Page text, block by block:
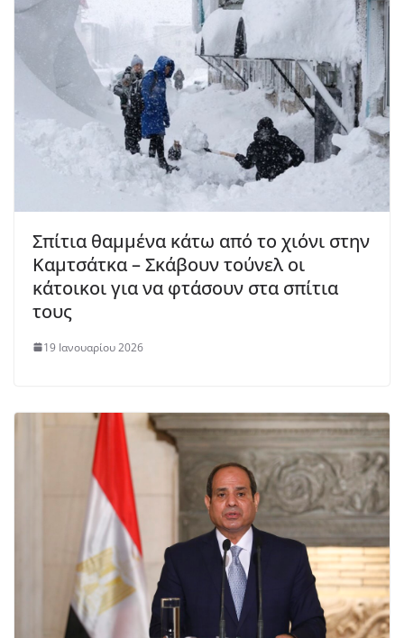
Σπίτια θαμμένα κάτω από το χιόνι στην
Καμτσάτκα – Σκάβουν τούνελ οι
κάτοικοι για να φτάσουν στα σπίτια
τους
19 Ιανουαρίου 2026